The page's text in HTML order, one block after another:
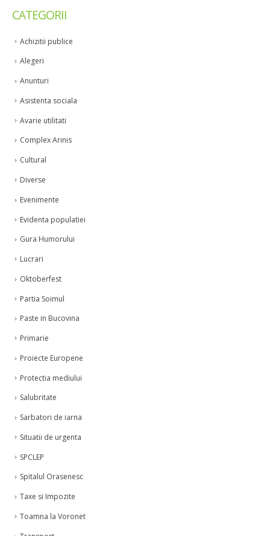
CATEGORII
Achizitii publice
Alegeri
Anunturi
Asistenta sociala
Avarie utilitati
Complex Arinis
Cultural
Diverse
Evenimente
Evidenta populatiei
Gura Humorului
Lucrari
Oktoberfest
Partia Soimul
Paste in Bucovina
Primarie
Proiecte Europene
Protectia mediului
Salubritate
Sarbatori de iarna
Situatii de urgenta
SPCLEP
Spitalul Orasenesc
Taxe si Impozite
Toamna la Voronet